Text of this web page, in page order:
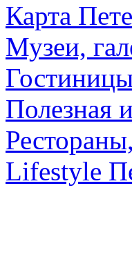
Карта
Музеи,
Полезная
Lifestyle